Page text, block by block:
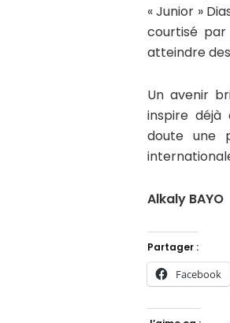
« Junior »
courtisé
atteindre
Un avenir
inspire déjà
doute une
Alkaly BAYO
Partager :
Facebook